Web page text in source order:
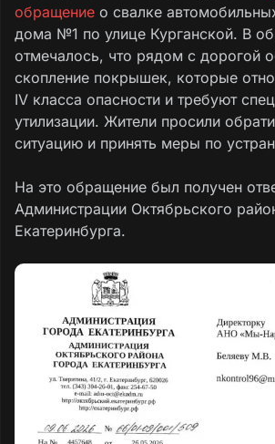
обращение о свалке
дома №1 по улице Курганской. В
отмечалось, что рядом с дорогой
скопление покрышек, которые
IV класса опасности и требуют
утилизации. Жители просили
ситуацию и принять меры по
На это обращение был получен
Администрации Октябрьского
Екатеринбурга.